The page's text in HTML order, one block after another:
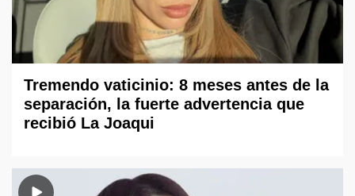
Tremendo vaticinio: 8 meses antes de la
separación, la fuerte advertencia que
recibió La Joaqui